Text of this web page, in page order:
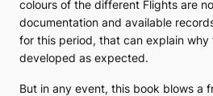
colours of the different Flights are
documentation and available
for this period, that can explain
developed as expected.
But in any event, this book blows a